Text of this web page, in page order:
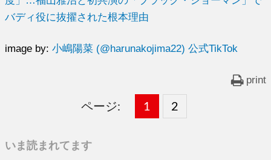
バディ役に抜擢された根本理由
image by:小嶋陽菜 (@harunakojima22) 公式TikTok
print
ページ:
固
1 ,
固
2
いま読まれてます